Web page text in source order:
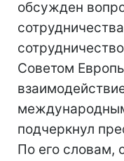
обсужден
Советом
подчеркнул
По его словам,